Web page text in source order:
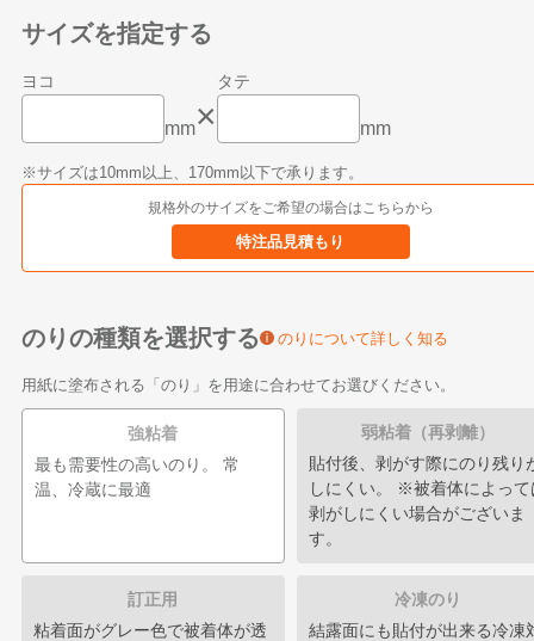
サイズを指定する
ヨコ
mm×
タテ
mm
※サイズは10mm以上、170mm以下で承ります。
規格外のサイズをご希望の場合はこちらから
特注品見積もり
のりの種類を選択する のりについて詳しく知る
用紙に塗布される「のり」を用途に合わせてお選びください。
強粘着
最も需要性の高いのり。 常
温、冷蔵に最適
弱粘着（再剥離）
貼付後、剥がす際にのり残り
しにくい。 ※被着体によって
剥がしにくい場合がございま
す。
訂正用
粘着面がグレー色で被着体が透
冷凍のり
結露面にも貼付が出来る冷凍